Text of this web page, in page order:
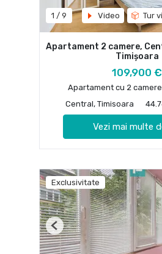
1 / 9 Video Tur
Apartament 2 camere,
Timișoara
109,900 €
Apartament cu 2
Central, Timisoara
Vezi mai multe
Exclusivitate
Previous